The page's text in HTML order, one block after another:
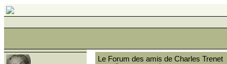
Le Forum des amis de Charles Trenet